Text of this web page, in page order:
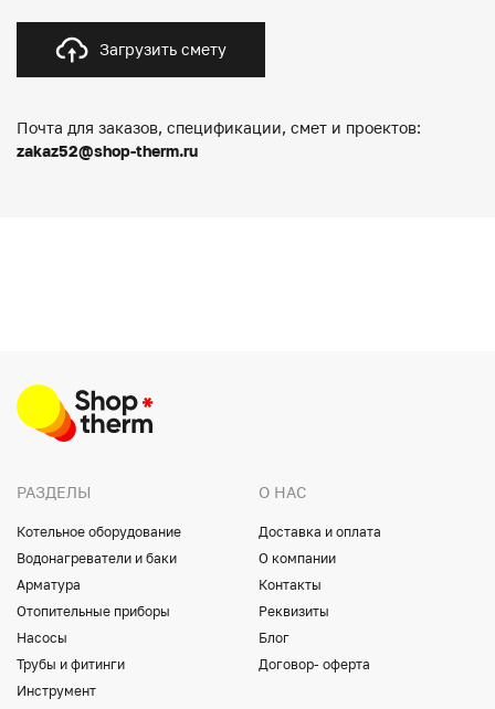
Загрузить смету
Почта для заказов, спецификации, смет и проектов:
zakaz52@shop-therm.ru
РАЗДЕЛЫ
Котельное оборудование
Водонагреватели и баки
Арматура
Отопительные приборы
Насосы
Трубы и фитинги
Инструмент
О НАС
Доставка и оплата
О компании
Контакты
Реквизиты
Блог
Договор- оферта